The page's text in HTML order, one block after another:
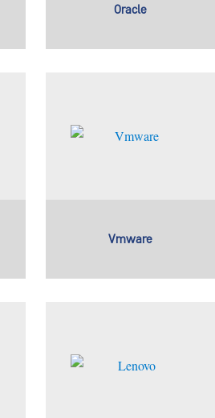
Oracle
Vmware